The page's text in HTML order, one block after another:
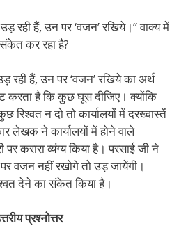
रही हैं, उन पर ‘वजन’ रखिये।” वाक्य में
कर रहा है?
रही हैं, उन पर ‘वजन’ रखिये का अर्थ
करता है कि कुछ घूस दीजिए। क्योंकि
न दो तो कार्यालयों में दरख्वास्तें
लेखक ने कार्यालयों में होने वाले
पर करारा व्यंग्य किया है। परसाई जी ने
वजन नहीं रखोगे तो उड़ जायेंगी।
देने का संकेत किया है।
प्रश्नोत्तर